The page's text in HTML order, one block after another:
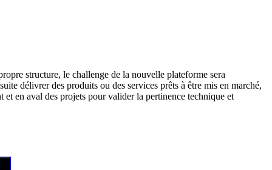
structure, le challenge de la nouvelle plateforme sera
délivrer des produits ou des services prêts à être mis en marché,
et en aval des projets pour valider la pertinence technique et